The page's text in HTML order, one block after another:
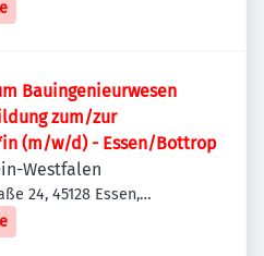
Bauingenieurwesen
zum/zur
(m/w/d) - Essen/Bottrop
Westfalen
24, 45128 Essen,